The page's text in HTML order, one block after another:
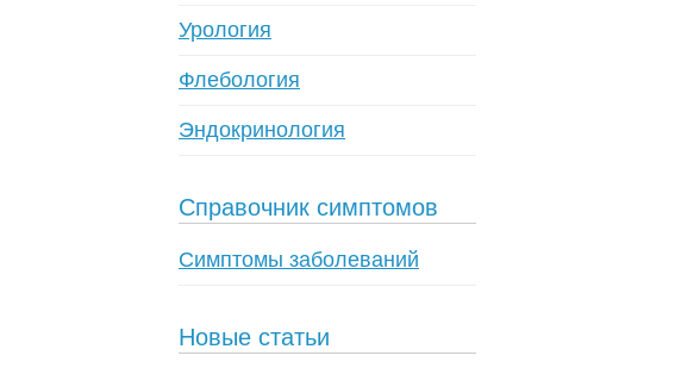
Урология
Флебология
Эндокринология
Справочник симптомов
Симптомы заболеваний
Новые статьи